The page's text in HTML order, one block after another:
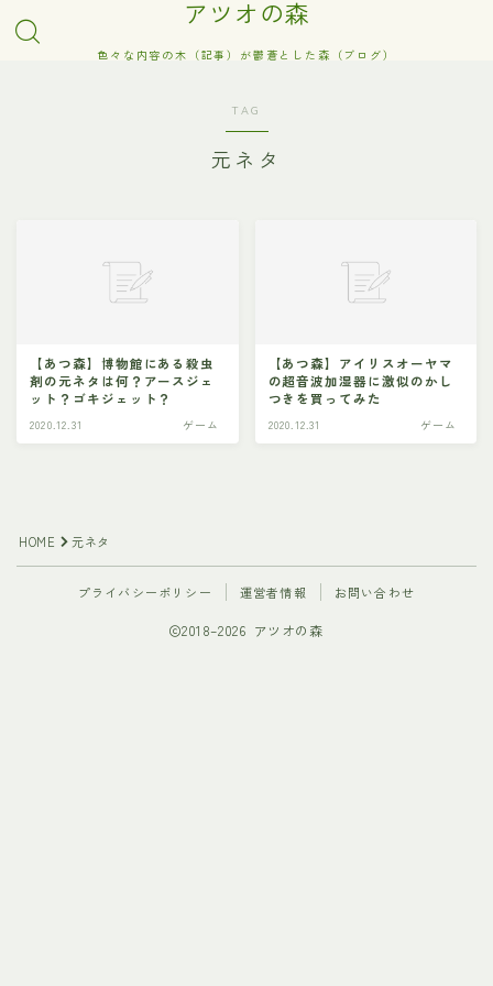
アツオの森
色々な内容の木（記事）が鬱蒼とした森（ブログ）
TAG
元ネタ
【あつ森】博物館にある殺虫
剤の元ネタは何？アースジェ
ット？ゴキジェット？
2020.12.31 ゲーム
【あつ森】アイリスオーヤマ
の超音波加湿器に激似のかし
つきを買ってみた
2020.12.31 ゲーム
HOME 元ネタ
プライバシーポリシー 運営者情報 お問い合わせ
2018–2026 アツオの森